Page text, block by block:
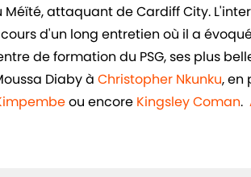
attaquant de Cardiff City.
d'un long entretien où il a
de formation du PSG, ses plus
Diaby à Christopher Nkunku, en
ou encore Kingsley Coman.